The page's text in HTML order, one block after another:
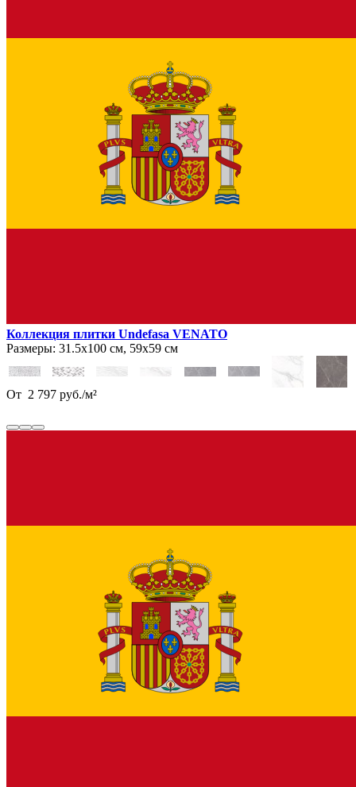
Коллекция плитки Undefasa VENATO
Размеры: 31.5х100 см, 59х59 см
От 2 797 руб./м²